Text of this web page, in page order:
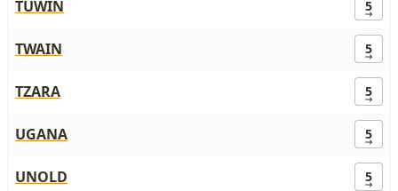
TUWIN 5
TWAIN 5
TZARA 5
UGANA 5
UNOLD 5